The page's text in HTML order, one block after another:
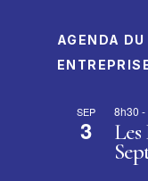
AGENDA
SEP
3
8h30 -